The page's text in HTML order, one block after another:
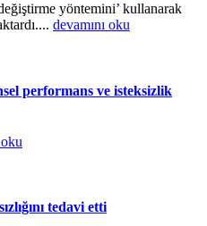
yöntemini’ kullanarak
devamını oku
performans ve isteksizlik
oku
tedavi etti